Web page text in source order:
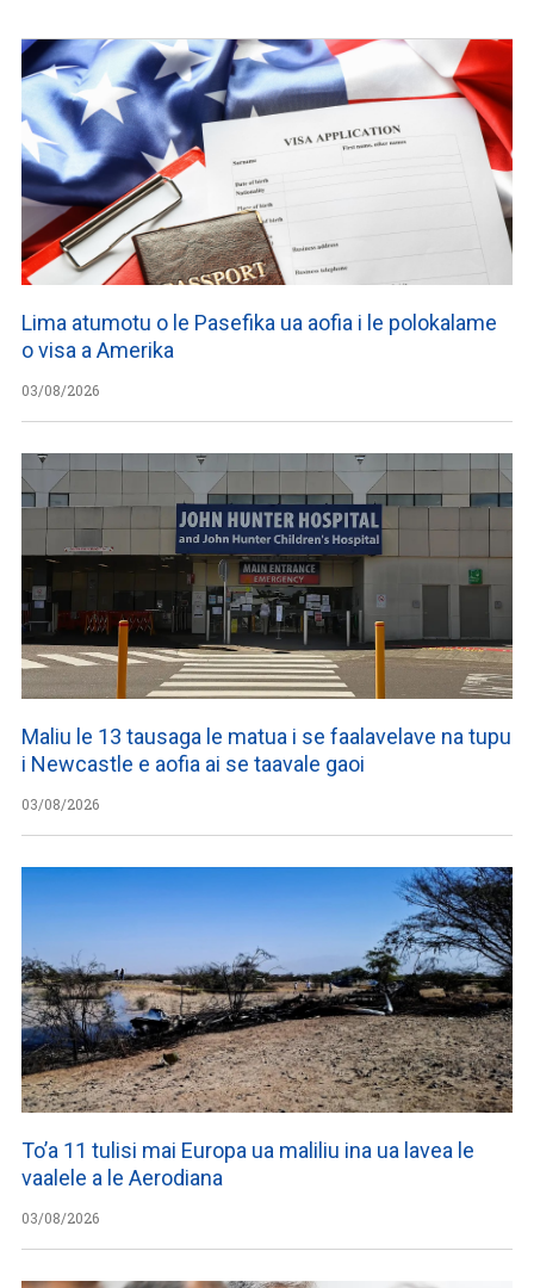
Lima atumotu o le Pasefika ua aofia i le polokalame
o visa a Amerika
03/08/2026
Maliu le 13 tausaga le matua i se faalavelave na tupu
i Newcastle e aofia ai se taavale gaoi
03/08/2026
To’a 11 tulisi mai Europa ua maliliu ina ua lavea le
vaalele a le Aerodiana
03/08/2026